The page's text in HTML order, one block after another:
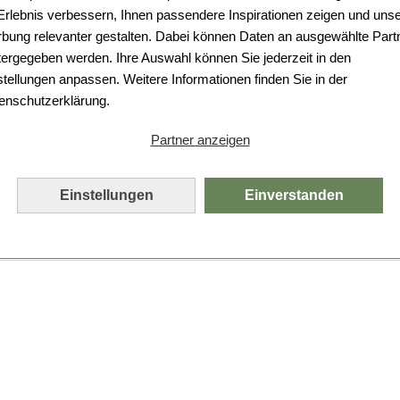
verbessern, Ihnen passendere Inspirationen zeigen und
relevanter gestalten. Dabei können Daten an ausgewählte
werden. Ihre Auswahl können Sie jederzeit in den
anpassen. Weitere Informationen finden Sie in der
Partner anzeigen
Einstellungen Einverstanden